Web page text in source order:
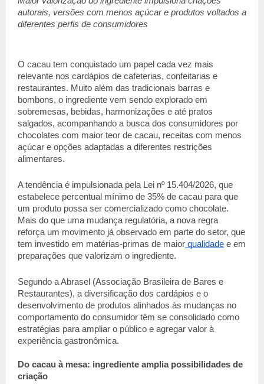
autorais, versões com menos açúcar e produtos voltados a
diferentes perfis de consumidores
O cacau tem conquistado um papel cada vez mais
relevante nos cardápios de cafeterias, confeitarias e
restaurantes. Muito além das tradicionais barras e
bombons, o ingrediente vem sendo explorado em
sobremesas, bebidas, harmonizações e até pratos
salgados, acompanhando a busca dos consumidores por
chocolates com maior teor de cacau, receitas com menos
açúcar e opções adaptadas a diferentes restrições
alimentares.
A tendência é impulsionada pela Lei nº 15.404/2026, que
estabelece percentual mínimo de 35% de cacau para que
um produto possa ser comercializado como chocolate.
Mais do que uma mudança regulatória, a nova regra
reforça um movimento já observado em parte do setor, que
tem investido em matérias-primas de maior qualidade e em
preparações que valorizam o ingrediente.
Segundo a Abrasel (Associação Brasileira de Bares e
Restaurantes), a diversificação dos cardápios e o
desenvolvimento de produtos alinhados às mudanças no
comportamento do consumidor têm se consolidado como
estratégias para ampliar o público e agregar valor à
experiência gastronômica.
Do cacau à mesa: ingrediente amplia possibilidades de
criação